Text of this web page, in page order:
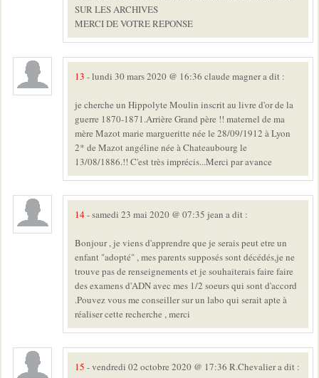
SUR LES ARCHIVES
MERCI DE VOTRE REPONSE
13 - lundi 30 mars 2020 @ 16:36 claude magner a dit :
je cherche un Hippolyte Moulin inscrit au livre d'or de la
guerre 1870-1871.Arrière Grand père !! maternel de ma
mère Mazot marie margueritte née le 28/09/1912 à Lyon
2* de Mazot angéline née à Chateaubourg le
13/08/1886.!! C'est très imprécis...Merci par avance
14- samedi 23 mai 2020 @ 07:35 jean a dit :
Bonjour , je viens d'apprendre que je serais peut etre un
enfant "adopté" , mes parents supposés sont décédés,je ne
trouve pas de renseignements et je souhaiterais faire faire
des examens d'ADN avec mes 1/2 soeurs qui sont d'accord
.Pouvez vous me conseiller sur un labo qui serait apte à
réaliser cette recherche , merci
15 - vendredi 02 octobre 2020 @ 17:36 R.Chevalier a dit :